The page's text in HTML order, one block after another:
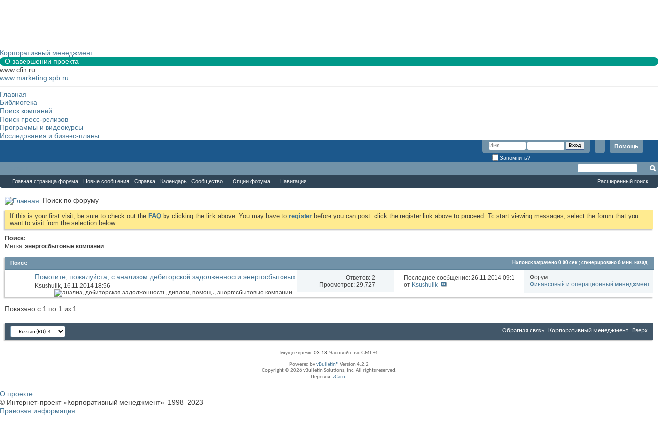
Корпоративный менеджмент
О завершении проекта
www.cfin.ru
www.marketing.spb.ru
Главная
Библиотека
Поиск компаний
Поиск пресс-релизов
Программы и видеокурсы
Исследования и бизнес-планы
Помощь
Запомнить?
Главная страница форума Новые сообщения Справка Календарь Сообщество Опции форума Навигация Расширенный поиск
Поиск по форуму
If this is your first visit, be sure to check out the FAQ by clicking the link above. You may have to register before you can post: click the register link above to proceed. To start viewing messages, select the forum that you
want to visit from the selection below.
Поиск:
Метка: энергосбытовые компании
Поиск: На поиск затрачено0.00сек.; сгенерировано 6 мин. назад.
Помогите, пожалуйста, с анализом дебиторской задолженности энергосбытовых
компаний
Ksushulik, 16.11.2014 18:56
Ответов: 2
Просмотров: 29,727
Последнее сообщение: 26.11.201409:16
от Ksushulik
Форум:
Финансовый и операционный менеджмент
Показано с 1 по 1 из 1
Обратная связь Корпоративный менеджмент Вверх
Текущее время: 03:18. Часовой пояс GMT +4.
Powered byvBulletin® Version 4.2.2
Copyright © 2026 vBulletin Solutions, Inc. All rights reserved.
Перевод: zCarot
О проекте
© Интернет-проект «Корпоративный менеджмент», 1998–2023
Правовая информация